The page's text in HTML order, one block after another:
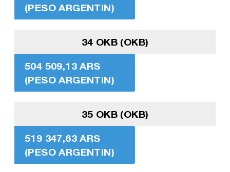
(PESO ARGENTIN)
34 OKB (OKB)
504 509,13 ARS
(PESO ARGENTIN)
35 OKB (OKB)
519 347,63 ARS
(PESO ARGENTIN)